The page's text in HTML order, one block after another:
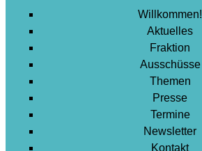
Willkommen!
Aktuelles
Fraktion
Ausschüsse
Themen
Presse
Termine
Newsletter
Kontakt